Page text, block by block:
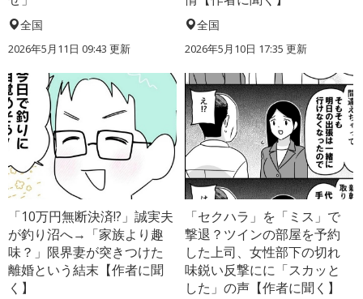
全国
2026年5月11日 09:43 更新
全国
2026年5月10日 17:35 更新
「10万円無断決済!?」誠実夫
が釣り沼へ→「家族より趣
味？」限界妻が突きつけた
離婚という結末【作者に聞
く】
「セクハラ」を「ミス」で
撃退？ツインの部屋を予約
した上司、女性部下の切れ
味鋭い反撃にに「スカッと
した」の声【作者に聞く】